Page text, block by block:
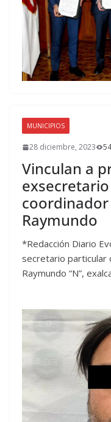
MUNICIPIOS
28 diciembre, 2023
Vinculan a
coordinador
Raymundo
*Redacción Diario
secretario particular
Raymundo “N”,